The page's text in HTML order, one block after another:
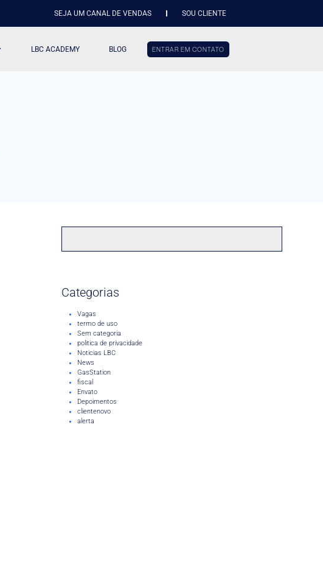
SEJA UM CANAL DE VENDAS SOU CLIENTE
LBC ACADEMY BLOG ENTRAR EM CONTATO
Categorias
Vagas
termo de uso
Sem categoria
politica de privacidade
Noticias LBC
News
GasStation
fiscal
Envato
Depoimentos
clientenovo
alerta